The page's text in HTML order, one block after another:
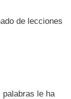
de lecciones
palabras le ha